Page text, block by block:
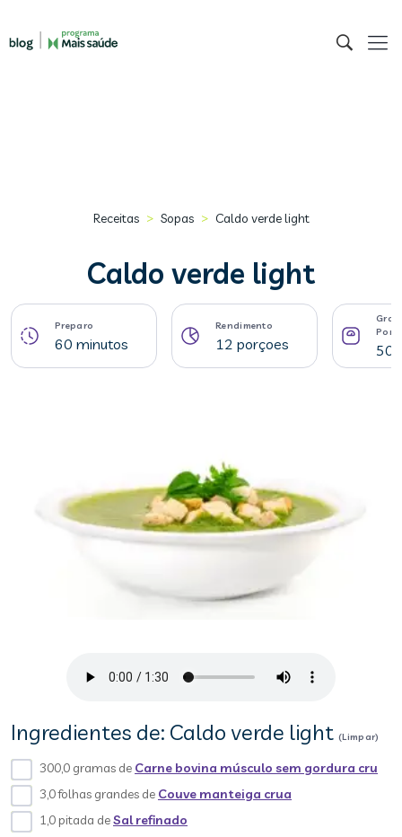
Receitas > Sopas > Caldo verde light
Caldo verde light
Preparo
60 minutos
Rendimento
12 porçoes 50
Ingredientes de: Caldo verde light (Limpar)
300,0 gramas de Carne bovina músculo sem gordura cru
3,0 folhas grandes de Couve manteiga crua
1,0 pitada deSal refinado